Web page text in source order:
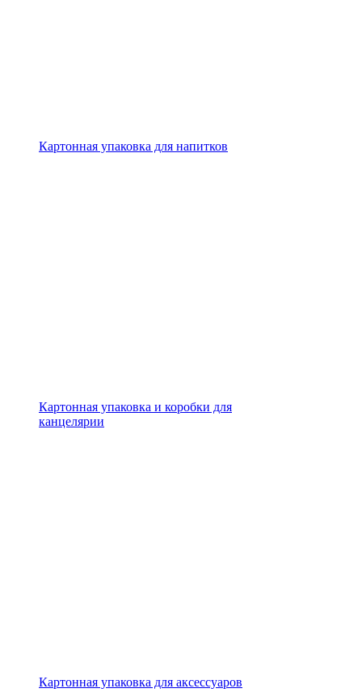
Картонная упаковка для напитков
Картонная упаковка и коробки для
канцелярии
Картонная упаковка для аксессуаров